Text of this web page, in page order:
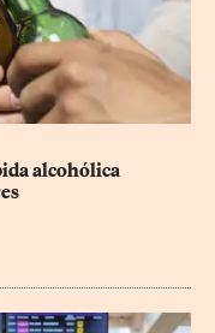
alcohólica